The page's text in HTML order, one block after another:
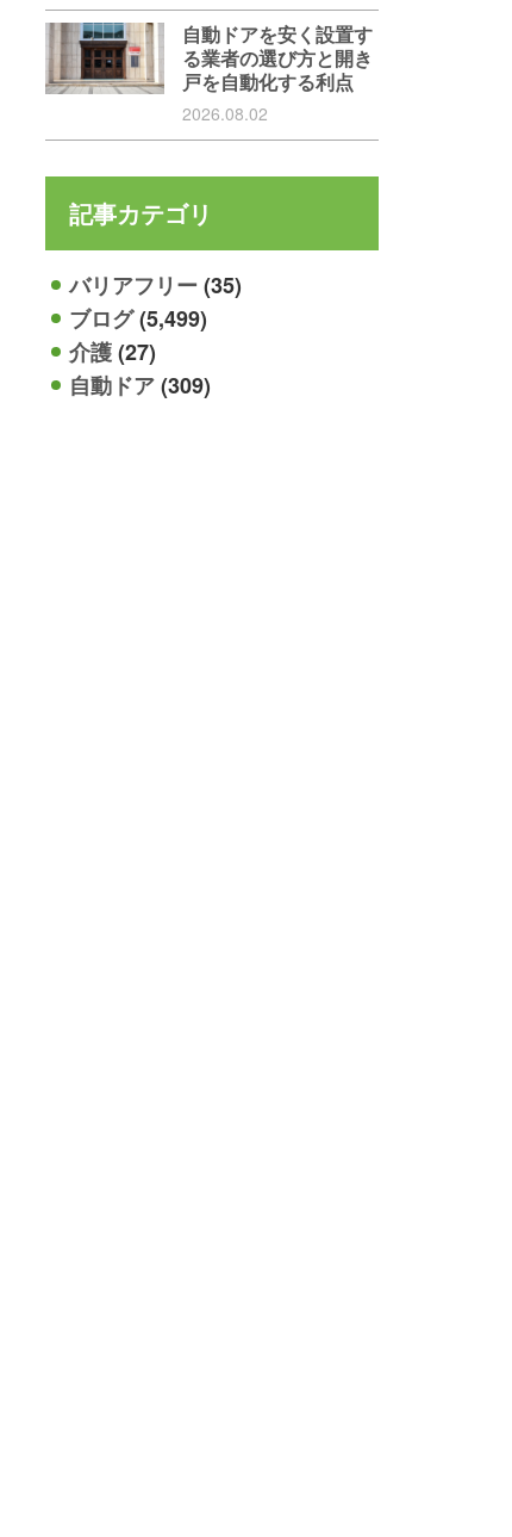
自動ドアを安く設置す
る業者の選び方と開き
戸を自動化する利点
2026.08.02
記事カテゴリ
バリアフリー(35)
ブログ(5,499)
介護(27)
自動ドア(309)